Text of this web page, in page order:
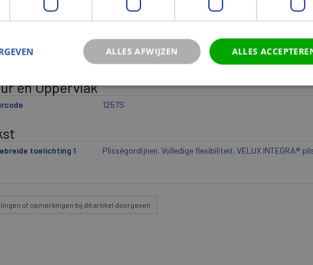
3,04
eenheid
en Oppervlak
1257S
toelichting 1 Plisségordijnen. Volledige flexibiliteit. VELUX INTEGRA®
of opmerkingen bij dit artikel doorgeven
ALLES
ALLES AFWIJZEN